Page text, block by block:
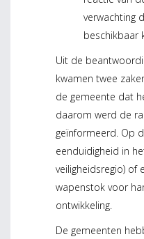
verwachting
beschikbaar
Uit de
kwamen twee
de gemeente dat
daarom werd de
geïnformeerd. Op
eenduidigheid in
veiligheidsregio) of
wapenstok voor
ontwikkeling.
De gemeenten